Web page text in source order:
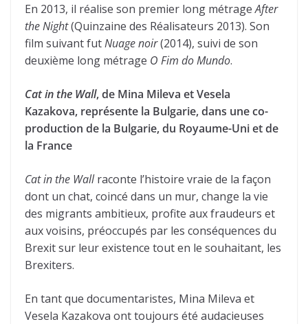
En 2013, il réalise son premier long métrageAfter
the Night(Quinzaine des Réalisateurs 2013). Son
film suivant futNuage noir(2014), suivi de son
deuxième long métrage O Fim do Mundo.
Cat in the Wall, de Mina Mileva et Vesela
Kazakova, représente la Bulgarie, dans une co-
production de la Bulgarie, du Royaume-Uni et de
la France
Cat in the Wallraconte l’histoire vraie de la façon
dont un chat, coincé dans un mur, change la vie
des migrants ambitieux, profite aux fraudeurs et
aux voisins, préoccupés par les conséquences du
Brexit sur leur existence tout en le souhaitant, les
Brexiters.
En tant que documentaristes, Mina Mileva et
Vesela Kazakova ont toujours été audacieuses